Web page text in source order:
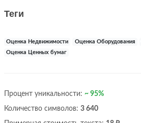
Теги
Оценка Недвижимости Оценка Оборудования
Оценка Ценных бумаг
Процент уникальности: ~ 95%
Количество символов: 3 640